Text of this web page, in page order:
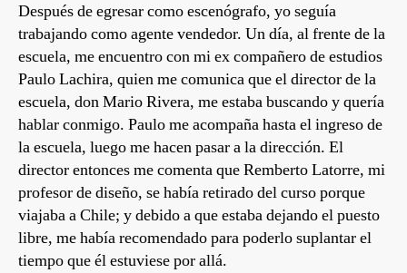
Después de egresar como escenógrafo, yo seguía
trabajando como agente vendedor. Un día, al frente de la
escuela, me encuentro con mi ex compañero de estudios
Paulo Lachira, quien me comunica que el director de la
escuela, don Mario Rivera, me estaba buscando y quería
hablar conmigo. Paulo me acompaña hasta el ingreso de
la escuela, luego me hacen pasar a la dirección. El
director entonces me comenta que Remberto Latorre, mi
profesor de diseño, se había retirado del curso porque
viajaba a Chile; y debido a que estaba dejando el puesto
libre, me había recomendado para poderlo suplantar el
tiempo que él estuviese por allá.